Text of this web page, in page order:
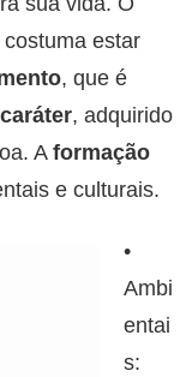
estar
, que é
caráter, adquirido
A formação
e culturais.
•
Ambi
entai
s: